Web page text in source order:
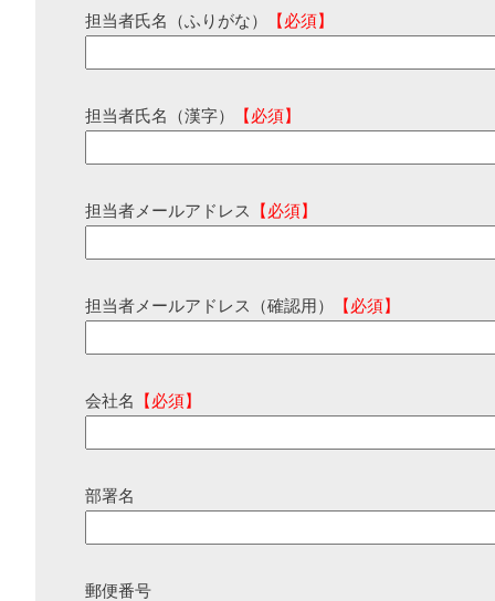
担当者氏名（ふりがな） 【必須】
担当者氏名（漢字） 【必須】
担当者メールアドレス 【必須】
担当者メールアドレス（確認用） 【必須】
会社名 【必須】
部署名
郵便番号